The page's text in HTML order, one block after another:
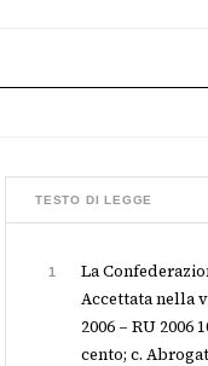
TESTO DI LEGGE
1
La
Accettata nella
2006 – RU 2006
cento; c.